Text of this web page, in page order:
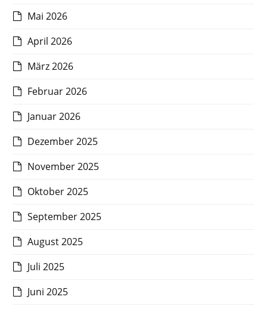
Mai 2026
April 2026
März 2026
Februar 2026
Januar 2026
Dezember 2025
November 2025
Oktober 2025
September 2025
August 2025
Juli 2025
Juni 2025